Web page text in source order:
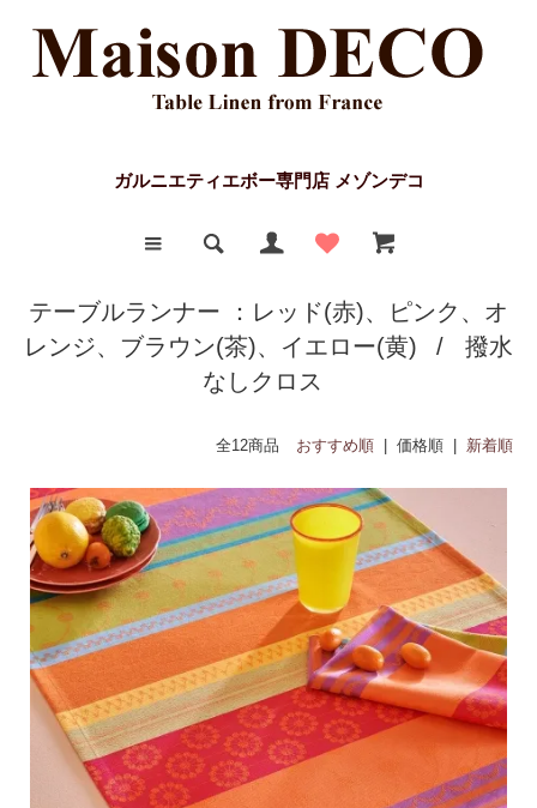
ガルニエティエボー専門店 メゾンデコ
テーブルランナー ：レッド(赤)、ピンク、オ
レンジ、ブラウン(茶)、イエロー(黄)
/ 撥水
なしクロス
全12商品 おすすめ順 | 価格順 | 新着順